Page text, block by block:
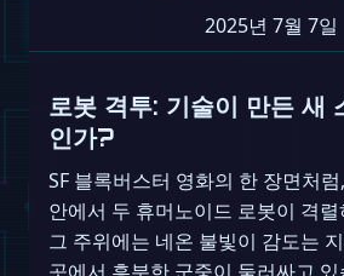
2025년 7월 7일
로봇 격투: 기술이 만든 새
인가?
SF 블록버스터 영화의 한 장면처
안에서 두 휴머노이드 로봇이 격
그 주위에는 네온 불빛이 감도는